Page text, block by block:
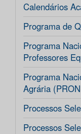
Calendários
Programa de
Programa
Professores
Programa
Agrária
Processos
Processos